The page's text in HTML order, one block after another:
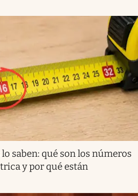
lo saben: qué son los números
y por qué están